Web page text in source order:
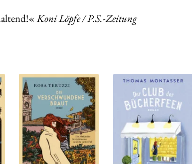
Koni Löpfe / P.S.-Zeitung